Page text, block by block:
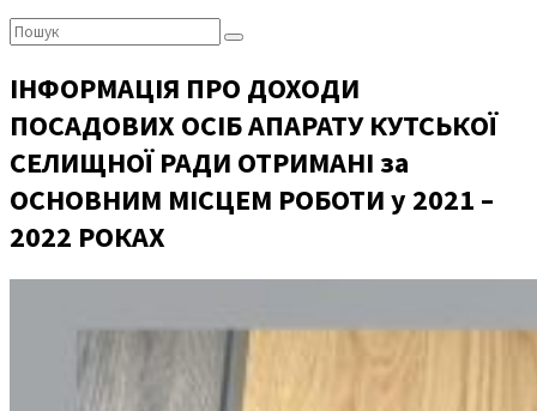
Пошук:
ІНФОРМАЦІЯ ПРО ДОХОДИ
ПОСАДОВИХ ОСІБ АПАРАТУ КУТСЬКОЇ
СЕЛИЩНОЇ РАДИ ОТРИМАНІ за
ОСНОВНИМ МІСЦЕМ РОБОТИ у 2021 –
2022 РОКАХ